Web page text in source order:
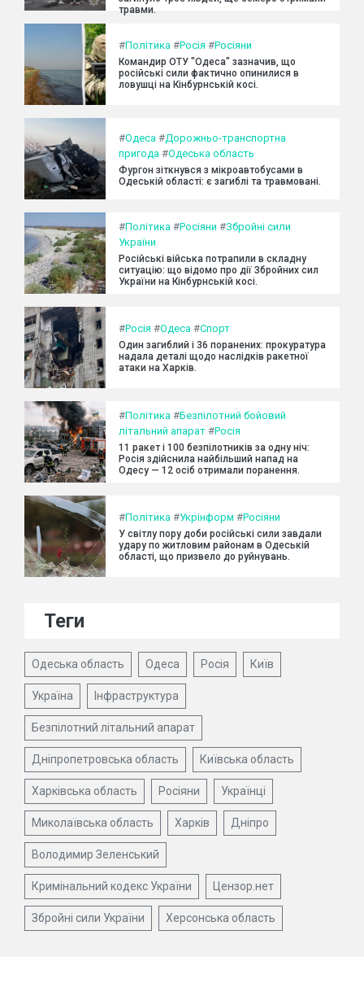
травми.
#Політика #Росія #Росіяни
Командир ОТУ "Одеса" зазначив, що
російські сили фактично опинилися в
ловушці на Кінбурнській косі.
#Одеса #Дорожньо-транспортна
пригода #Одеська область
Фургон зіткнувся з мікроавтобусами в
Одеській області: є загиблі та травмовані.
#Політика #Росіяни #Збройні сили
України
Російські війська потрапили в складну
ситуацію: що відомо про дії Збройних сил
України на Кінбурнській косі.
#Росія #Одеса #Спорт
Один загиблий і 36 поранених: прокуратура
надала деталі щодо наслідків ракетної
атаки на Харків.
#Політика #Безпілотний бойовий
літальний апарат #Росія
11 ракет і 100 безпілотників за одну ніч:
Росія здійснила найбільший напад на
Одесу — 12 осіб отримали поранення.
#Політика #Укрінформ #Росіяни
У світлу пору доби російські сили завдали
удару по житловим районам в Одеській
області, що призвело до руйнувань.
Теги
Одеська область Одеса Росія Київ
Україна Інфраструктура
Безпілотний літальний апарат
Дніпропетровська область Київська область
Харківська область Росіяни Українці
Миколаївська область Харків Дніпро
Володимир Зеленський
Кримінальний кодекс України Цензор.нет
Збройні сили України Херсонська область